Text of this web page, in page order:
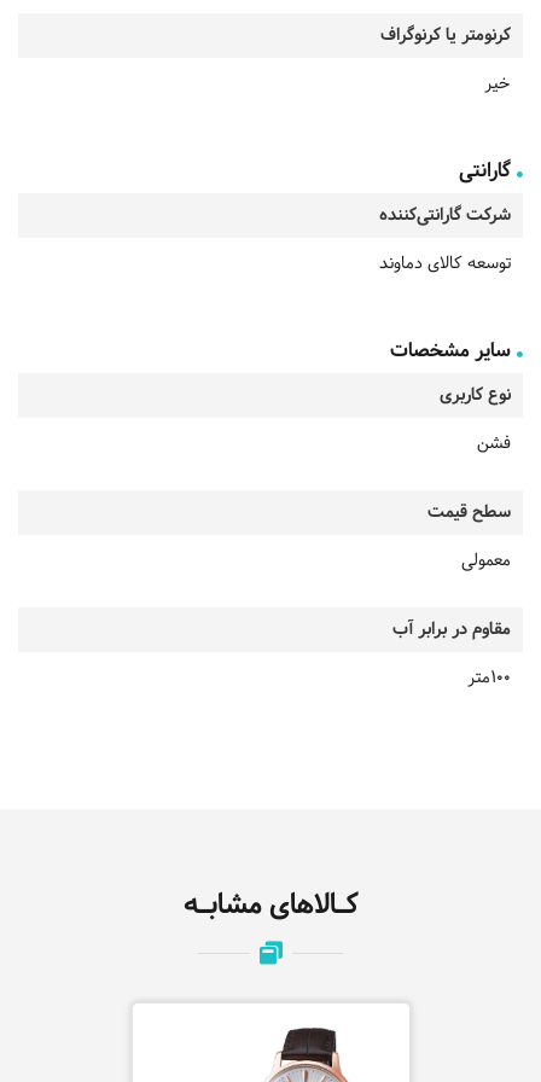
کرنومتر یا کرنوگراف
خیر
گارانتی
شرکت گارانتی‌کننده
توسعه کالای دماوند
سایر مشخصات
نوع کاربری
فشن
سطح قیمت
معمولی
مقاوم در برابر آب
100متر
کـالاهای مشابـه